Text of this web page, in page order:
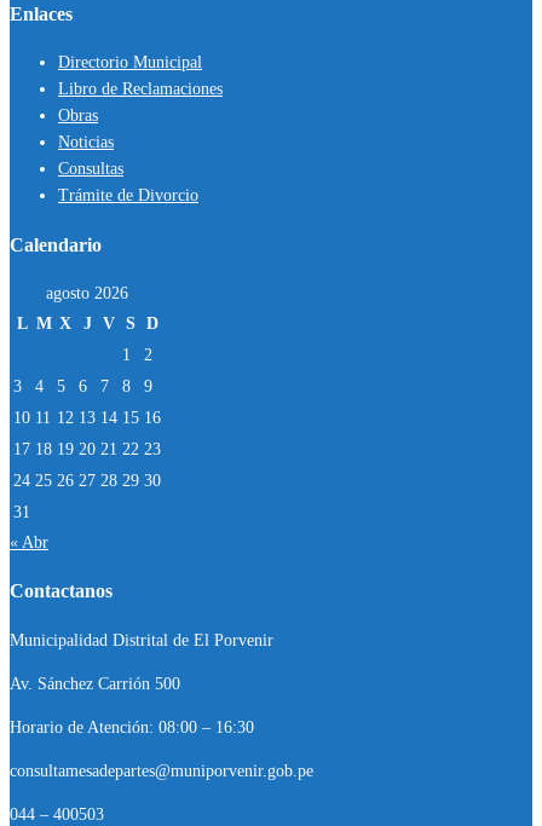
Enlaces
Directorio Municipal
Libro de Reclamaciones
Obras
Noticias
Consultas
Trámite de Divorcio
Calendario
agosto 2026
L M X J V S D
1
2
3
4 5 6 7 8
9
10 11 12 13 14 15 16
17 18 19 20 21 22 23
24 25 26 27 28 29 30
31
« Abr
Contactanos
Municipalidad Distrital de El Porvenir
Av. Sánchez Carrión 500
Horario de Atención: 08:00 – 16:30
consultamesadepartes@muniporvenir.gob.pe
044 – 400503